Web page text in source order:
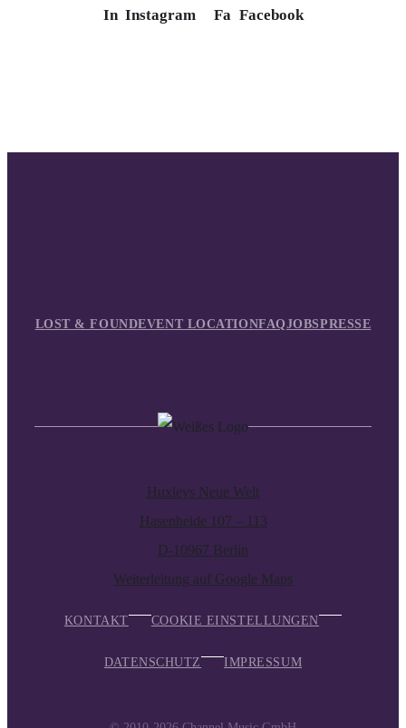
In Instagram Fa Facebook
LOST & FOUNDEVENT LOCATIONFAQJOBSPRESSE
Huxleys Neue Welt
Hasenheide 107 – 113
D-10967 Berlin
Weiterleitung auf Google Maps
KONTAKT COOKIE EINSTELLUNGEN
DATENSCHUTZ IMPRESSUM